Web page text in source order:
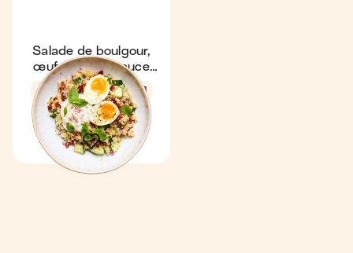
Salade de boulgour,
œuf mollet & sauce
yaourt
4,7 19 min 1